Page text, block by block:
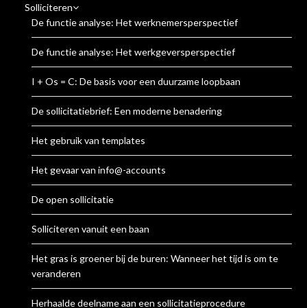
Solliciteren
De functie analyse: Het werknemersperspectief
De functie analyse: Het werkgeversperspectief
I + Os = C: De basis voor een duurzame loopbaan
De sollicitatiebrief: Een moderne benadering
Het gebruik van templates
Het gevaar van info@-accounts
De open sollicitatie
Solliciteren vanuit een baan
Het gras is groener bij de buren: Wanneer het tijd is om te
veranderen
Herhaalde deelname aan een sollicitatieprocedure